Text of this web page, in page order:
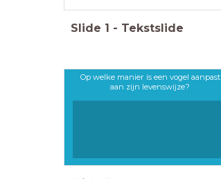
Slide 1 - Tekstslide
Op welke manier is een vogel aanpast
aan zijn levenswijze?